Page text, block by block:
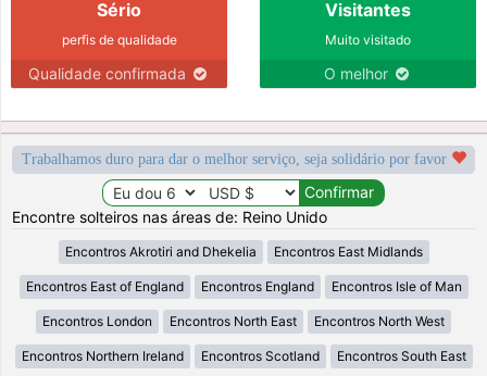
Sério
perfis de qualidade
Qualidade confirmada
Visitantes
Muito visitado
O melhor
Trabalhamos duro para dar o melhor serviço, seja solidário por favor
Encontre solteiros nas áreas de: Reino Unido
Encontros Akrotiri and Dhekelia Encontros East Midlands
Encontros East of England Encontros England Encontros Isle of Man
Encontros London Encontros North East Encontros North West
Encontros Northern Ireland Encontros Scotland Encontros South East